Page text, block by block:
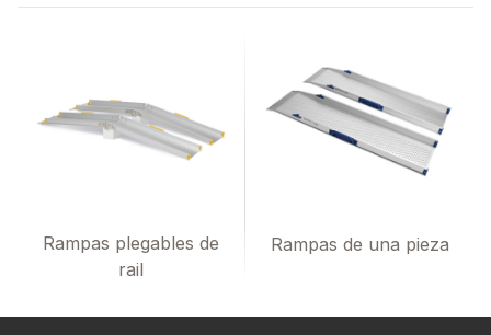
Rampas plegables de
rail
Rampas de una pieza